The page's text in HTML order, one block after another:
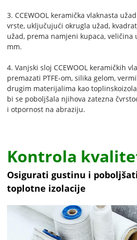
3. CCEWOOL keramička vlaknasta
vrste, uključujući okrugla užad,
užad, prema namjeni kupaca, veličina
mm.
4. Vanjski sloj CCEWOOL keramičkih
premazati PTFE-om, silika gelom,
drugim materijalima kao
bi se poboljšala njihova zatezna
i otpornost na abraziju.
Kontrola
Osigurati gustinu i
toplotne izolacije